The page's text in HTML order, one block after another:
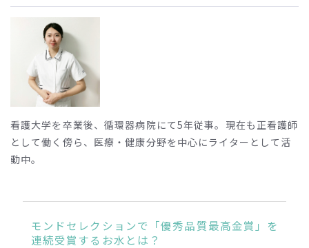
看護大学を卒業後、循環器病院にて5年従事。現在も正看護師
として働く傍ら、医療・健康分野を中心にライターとして活
動中。
モンドセレクションで「優秀品質最高金賞」を
連続受賞するお水とは？